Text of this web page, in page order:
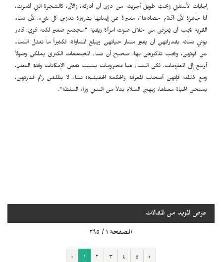
إجابات لأسئلتي وبحثٍ طويل أجريته من دون أن أدركه، والآن، كالشجرة التي أثمرت،
أنا جاهزة لأن أقدّم حصادها"، معبرةً عن إيمانها بضرورة تدوين كل شيء، لأن نساء
القرية يجب أن يُعرَفن من خلال صوت امرأة ريفية "مجتمع صغير لكنه قوي، قادر
بوعي نسائه بقدراتهن أن يغيّر مسار حياتهن ويبلغ المساواة، فكثيراً ما تغفل النساء
عن قوتهن، ويجب تذكيرهن بها، صحيح أن نساء المجتمعات الكبرى يملكن وصولاً
أوسع إلى المعلومات، لكن النساء هنا محرومات بسبب نقص الإمكانات وقلة التعليم،
ومع ذلك، فإنهن أصحاب المعرفة والحكمة الحقيقية؛ نساء لا يظلمْن رغم قدرتهن،
يمنحن الحياة معناها، ويهبن السلام بدلاً من السعي وراء السلطة".
عرض المزيد من المقالات
الصفحة ١ / ٢٩٥
‹ ١ ٢ ٣ ٤ ٥ ›